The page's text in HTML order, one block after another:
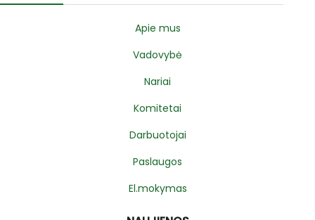
Apie mus
Vadovybė
Nariai
Komitetai
Darbuotojai
Paslaugos
El.mokymas